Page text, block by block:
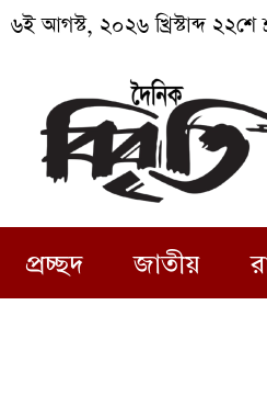
৬ই আগস্ট, ২০২৬ খ্রিস্টাব্দ ২২শে
প্রচ্ছদ জাতীয়